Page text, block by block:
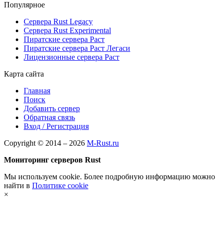
Популярное
Сервера Rust Legacy
Сервера Rust Experimental
Пиратские сервера Раст
Пиратские сервера Раст Легаси
Лицензионные сервера Раст
Карта сайта
Главная
Поиск
Добавить сервер
Обратная связь
Вход / Регистрация
Copyright © 2014 – 2026 M-Rust.ru
Мониторинг серверов Rust
Мы используем cookie. Более подробную информацию можно
найти в Политике cookie
×